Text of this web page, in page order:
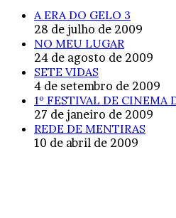
A ERA DO GELO 3
28 de julho de 2009
NO MEU LUGAR
24 de agosto de 2009
SETE VIDAS
4 de setembro de 2009
1º FESTIVAL DE CINEMA
27 de janeiro de 2009
REDE DE MENTIRAS
10 de abril de 2009